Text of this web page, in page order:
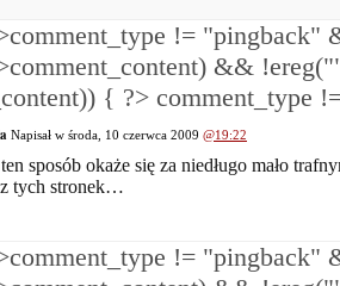
!= "pingback"
&& !ereg("
{ ?>
Napisał w środa, 10 czerwca 2009 @19:22
sposób okaże się za niedługo mało
z tych stronek…
comment_type
!= "pingback"